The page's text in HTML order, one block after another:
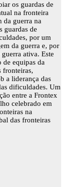
os guardas de
na fronteira
da guerra na
guardas de
por um
da guerra e, por
ativa. Este
de equipas da
fronteiras,
a liderança das
dificuldades. Um
entre a Frontex
celebrado em
na
das fronteiras